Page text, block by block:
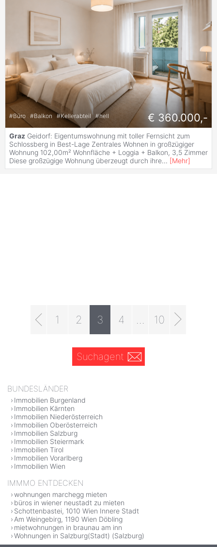
#Büro #Balkon #Kellerabteil #hell € 360.000,-
Graz Geidorf: Eigentumswohnung mit toller Fernsicht zum
Schlossberg in Best-Lage Zentrales Wohnen in großzügiger
Wohnung 102,00m² Wohnfläche + Loggia + Balkon, 3,5 Zimmer
Diese großzügige Wohnung überzeugt durch ihre... [Mehr]
1 2 3 4 10
Suchagent
BUNDESLÄNDER
Immobilien Burgenland
Immobilien Kärnten
Immobilien Niederösterreich
Immobilien Oberösterreich
Immobilien Salzburg
Immobilien Steiermark
Immobilien Tirol
Immobilien Vorarlberg
Immobilien Wien
IMMMO ENTDECKEN
wohnungen marchegg mieten
büros in wiener neustadt zu mieten
Schottenbastei, 1010 Wien Innere Stadt
Am Weingebirg, 1190 Wien Döbling
mietwohnungen in braunau am inn
Wohnungen in Salzburg(Stadt) (Salzburg)